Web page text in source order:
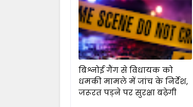
बिश्नोई गैंग से विधायक को
धमकी मामले में जांच के निर्देश,
जरूरत पड़ने पर सुरक्षा बढ़ेगी